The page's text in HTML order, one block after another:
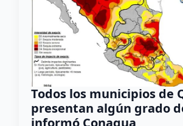
Todos los municipios de
presentan algún grado
informó Conagua